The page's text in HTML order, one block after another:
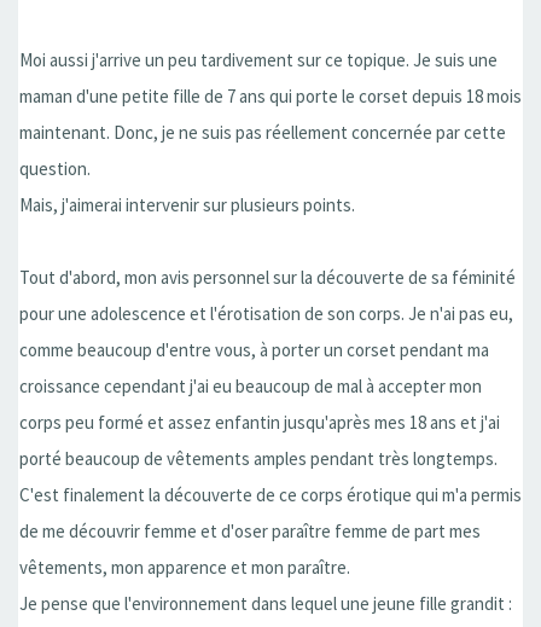
Moi aussi j'arrive un peu tardivement sur ce topique. Je suis une
maman d'une petite fille de 7 ans qui porte le corset depuis 18 mois
maintenant. Donc, je ne suis pas réellement concernée par cette
question.
Mais, j'aimerai intervenir sur plusieurs points.
Tout d'abord, mon avis personnel sur la découverte de sa féminité
pour une adolescence et l'érotisation de son corps. Je n'ai pas eu,
comme beaucoup d'entre vous, à porter un corset pendant ma
croissance cependant j'ai eu beaucoup de mal à accepter mon
corps peu formé et assez enfantin jusqu'après mes 18 ans et j'ai
porté beaucoup de vêtements amples pendant très longtemps.
C'est finalement la découverte de ce corps érotique qui m'a permis
de me découvrir femme et d'oser paraître femme de part mes
vêtements, mon apparence et mon paraître.
Je pense que l'environnement dans lequel une jeune fille grandit :